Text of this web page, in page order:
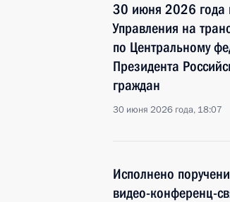
30 июня 2026 года
Управления на
по Центральному
Президента
граждан
30 июня 2026 года, 18:07
Исполнено
видео-конференц-